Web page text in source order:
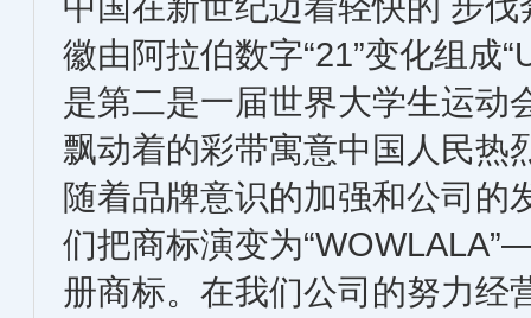
徽由阿拉伯数字“21”变化组成
是第二是一届世界大学生运动
飘动着的彩带寓意中国人民热
随着品牌意识的加强和公司的
们把商标演变为
册商标。在我们公司的努力经